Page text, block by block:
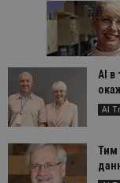
AI в
AI
Тим